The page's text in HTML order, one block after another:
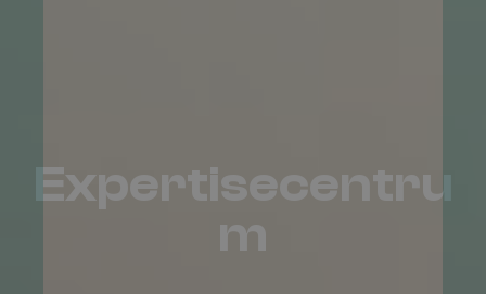
Expertisecentru
m